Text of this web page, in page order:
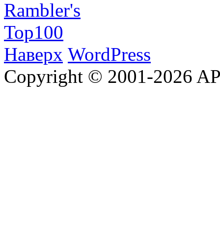
Наверх WordPress
Copyright © 2001-2026